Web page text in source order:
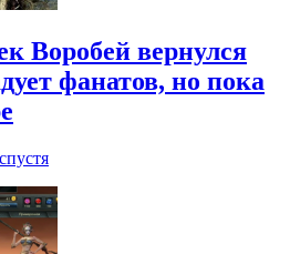
Воробей вернулся
фанатов, но пока